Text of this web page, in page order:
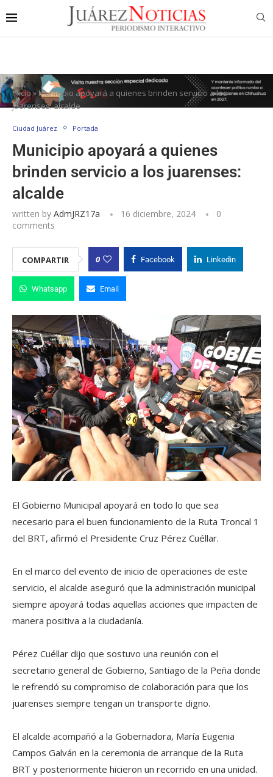
Inicio»Municipio apoyará a quienes brinden servicio a los
juarenses: alcalde
Ciudad Juárez Portada
Municipio apoyará a quienes
brinden servicio a los juarenses:
alcalde
written by AdmJRZ17a 16 diciembre, 2024
0
comments
COMPARTIR 0 Facebook Linkedin
Whatsapp Email
El Gobierno Municipal apoyará en todo lo que sea
necesario para el buen funcionamiento de la Ruta Troncal 1
del BRT, afirmó el Presidente Cruz Pérez Cuéllar.
En el marco del evento de inicio de operaciones de este
servicio, el alcalde aseguró que la administración municipal
siempre apoyará todas aquellas acciones que impacten de
manera positiva a la ciudadanía.
Pérez Cuéllar dijo que sostuvo una reunión con el
secretario general de Gobierno, Santiago de la Peña donde
le refrendó su compromiso de colaboración para que los
juarenses siempre tengan un transporte digno.
El alcalde acompañó a la Gobernadora, María Eugenia
Campos Galván en la ceremonia de arranque de la Ruta
BRT y posteriormente hicieron un recorrido en una unidad.